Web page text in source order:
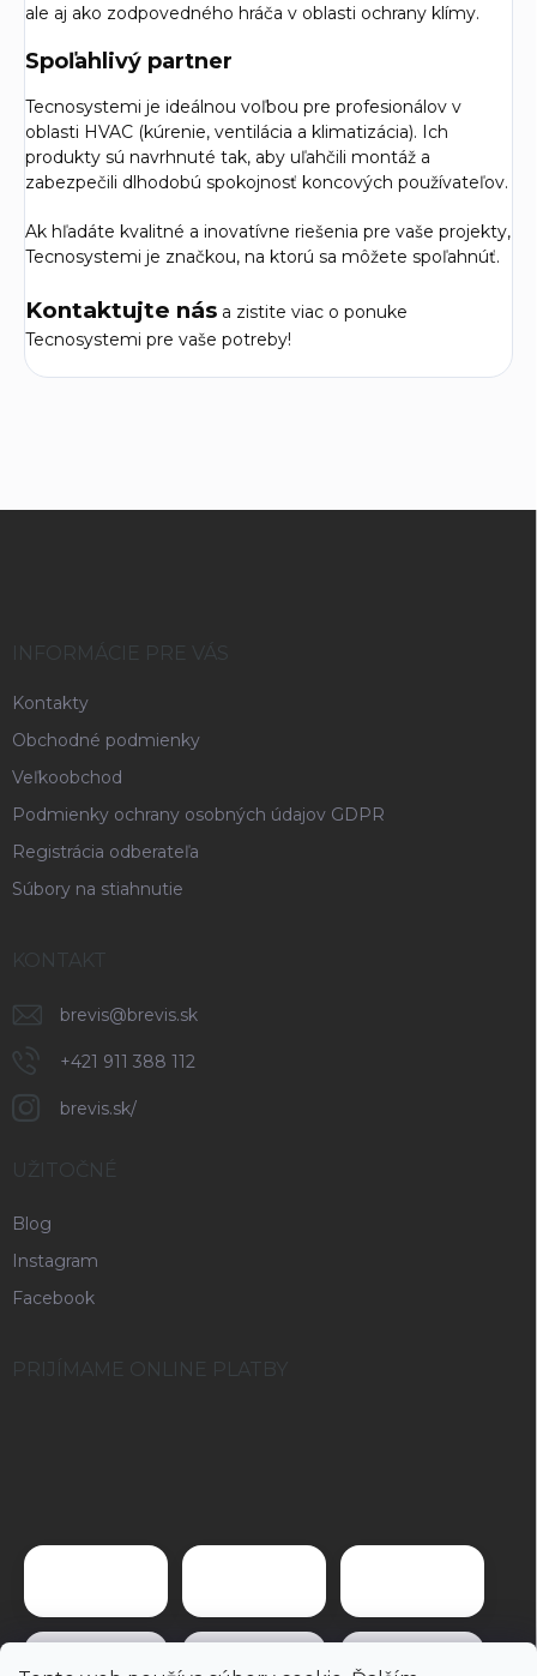
ale aj ako zodpovedného hráča v oblasti ochrany klímy.
Spoľahlivý partner
Tecnosystemi je ideálnou voľbou pre profesionálov v
oblasti HVAC (kúrenie, ventilácia a klimatizácia). Ich
produkty sú navrhnuté tak, aby uľahčili montáž a
zabezpečili dlhodobú spokojnosť koncových používateľov.
Ak hľadáte kvalitné a inovatívne riešenia pre vaše projekty,
Tecnosystemi je značkou, na ktorú sa môžete spoľahnúť.
Kontaktujte nás a zistite viac o ponuke
Tecnosystemi pre vaše potreby!
INFORMÁCIE PRE VÁS
Kontakty
Obchodné podmienky
Veľkoobchod
Podmienky ochrany osobných údajov GDPR
Registrácia odberateľa
Súbory na stiahnutie
KONTAKT
brevis@brevis.sk
+421 911 388 112
brevis.sk/
UŽITOČNÉ
Blog
Instagram
Facebook
PRIJÍMAME ONLINE PLATBY